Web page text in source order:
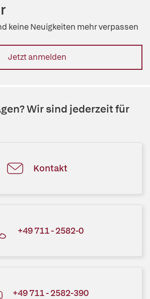
keine Neuigkeiten mehr verpassen
Jetzt anmelden
Wir sind jederzeit für
Kontakt
+49 711 - 2582-0
+49 711 - 2582-390